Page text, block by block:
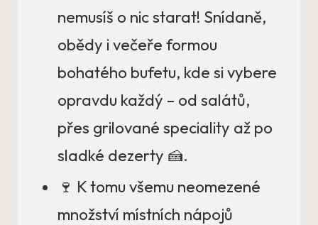
nemusíš o nic starat! Snídaně,
obědy i večeře formou
bohatého bufetu, kde si vybere
opravdu každý – od salátů,
přes grilované speciality až po
sladké dezerty 🍰.
🍷 K tomu všemu neomezené
množství místních nápojů